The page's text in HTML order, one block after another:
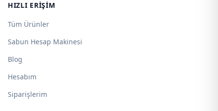
HIZLI ERIŞIM
Tüm Ürünler
Sabun Hesap Makinesi
Blog
Hesabım
Siparişlerim